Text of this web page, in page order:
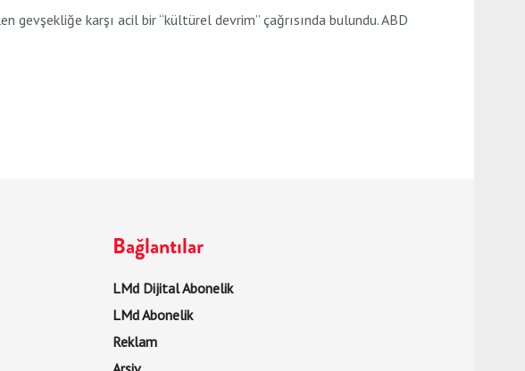
gevşekliğe karşı acil bir “kültürel devrim” çağrısında bulundu. ABD
Bağlantılar
LMd Dijital Abonelik
LMd Abonelik
Reklam